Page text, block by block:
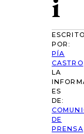
ESCRITO
POR:
PÍA
CASTRO
LA
ES
DE:
DE
PRENSA